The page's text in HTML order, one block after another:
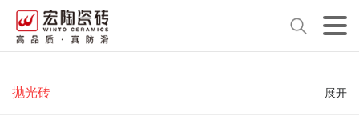
抛光砖 展开